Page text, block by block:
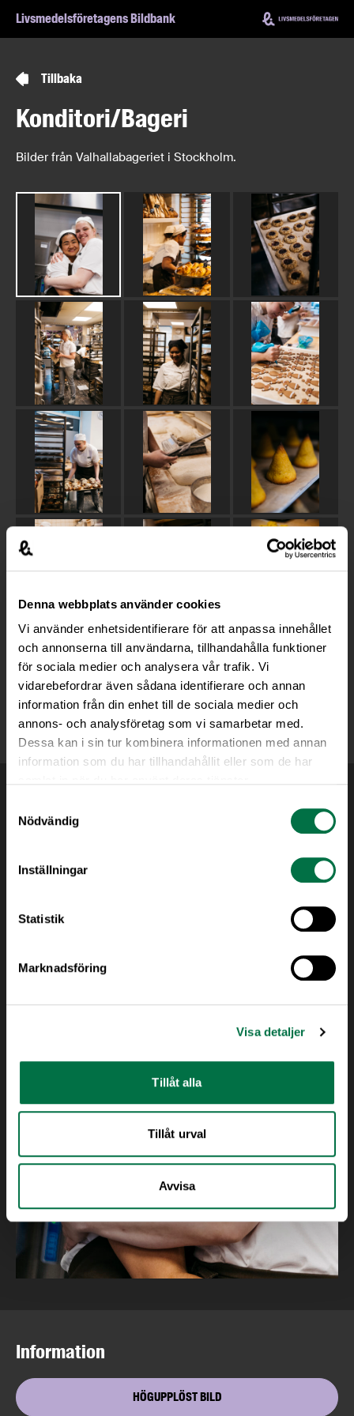
Denna webbplats använder cookies
Vi använder enhetsidentifierare för att anpassa innehållet
och annonserna till användarna, tillhandahålla funktioner
för sociala medier och analysera vår trafik. Vi
vidarebefordrar även sådana identifierare och annan
information från din enhet till de sociala medier och
annons- och analysföretag som vi samarbetar med.
Dessa kan i sin tur kombinera informationen med annan
information som du har tillhandahållit eller som de har
Nödvändig
Inställningar
Statistik
Marknadsföring
Visa detaljer
Tillåt alla
Tillåt urval
Avvisa
Livsmedelsföretagens Bildbank
Tillbaka
Konditori/Bageri
Bilder från Valhallabageriet i Stockholm.
Information
HÖGUPPLÖST BILD